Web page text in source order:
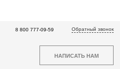
НАПИСАТЬ НАМ
8 800 777-09-59 Обратный звонок